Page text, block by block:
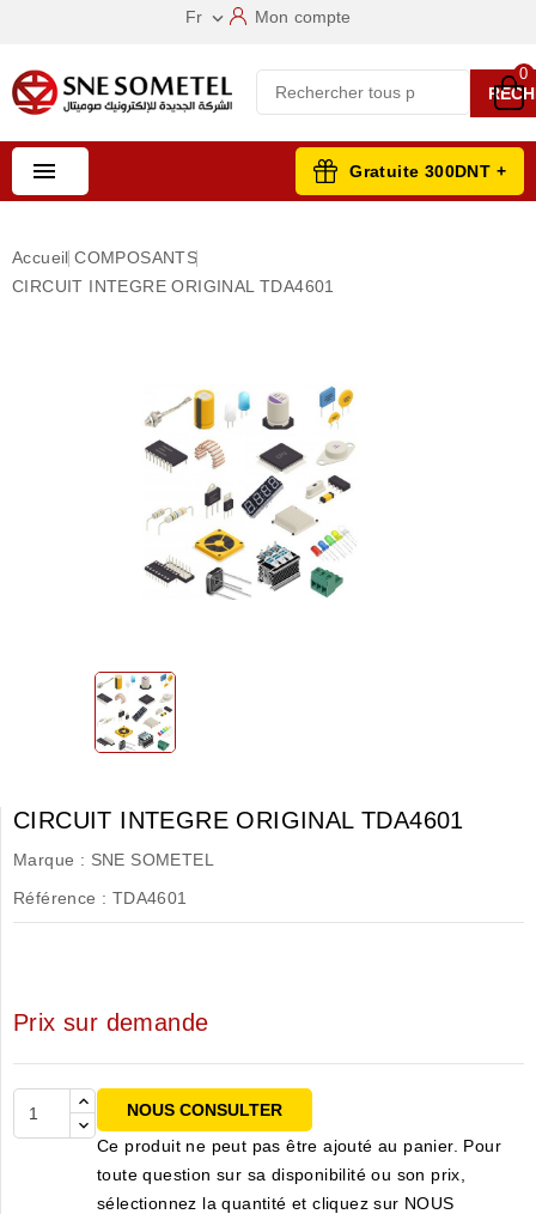
Fr  Mon compte
0
 Gratuite 300DNT +
Accueil COMPOSANTS
CIRCUIT INTEGRE ORIGINAL TDA4601
CIRCUIT INTEGRE ORIGINAL TDA4601
Marque : SNE SOMETEL
Référence : TDA4601
Prix sur demande
NOUS CONSULTER
Ce produit ne peut pas être ajouté au panier. Pour
toute question sur sa disponibilité ou son prix,
sélectionnez la quantité et cliquez sur NOUS